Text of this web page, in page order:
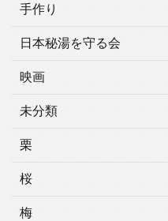
手作り
日本秘湯を守る会
映画
未分類
栗
桜
梅